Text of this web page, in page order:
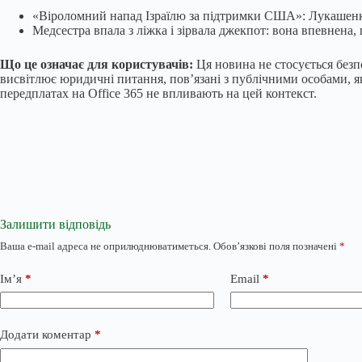
«Віроломний напад Ізраїлю за підтримки США»:
Медсестра впала з ліжка і зірвала джекпот: вона
Що це означає для користувачів: Ця новина не стосується
висвітлює юридичні питання, пов’язані з публічними особами,
передплатах на Office 365 не впливають на цей контекст.
Залишити відповідь
Ваша e-mail адреса не оприлюднюватиметься. Обов’язкові поля позначені *
Ім’я * Email *
Додати коментар *